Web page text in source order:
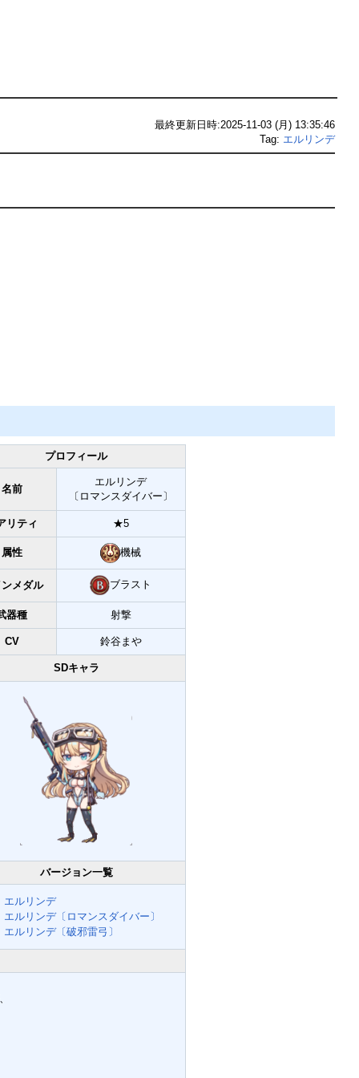
最終更新日時:2025-11-03 (月) 13:35:46
Tag: エルリンデ
プロフィール
名前
エルリンデ
〔ロマンスダイバー〕
リティ ★5
属性 機械
ンメダル ブラスト
器種 射撃
CV 鈴谷まや
SDキャラ
バージョン一覧
エルリンデ
エルリンデ〔ロマンスダイバー〕
エルリンデ〔破邪雷弓〕